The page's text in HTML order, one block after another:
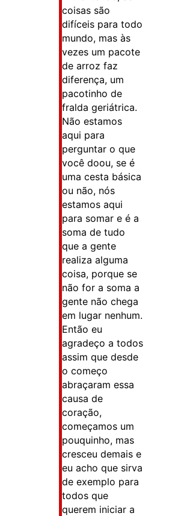
coisas são
difíceis para todo
mundo, mas às
vezes um pacote
de arroz faz
diferença, um
pacotinho de
fralda geriátrica.
Não estamos
aqui para
perguntar o que
você doou, se é
uma cesta básica
ou não, nós
estamos aqui
para somar e é a
soma de tudo
que a gente
realiza alguma
coisa, porque se
não for a soma a
gente não chega
em lugar nenhum.
Então eu
agradeço a todos
assim que desde
o começo
abraçaram essa
causa de
coração,
começamos um
pouquinho, mas
cresceu demais e
eu acho que sirva
de exemplo para
todos que
querem iniciar a